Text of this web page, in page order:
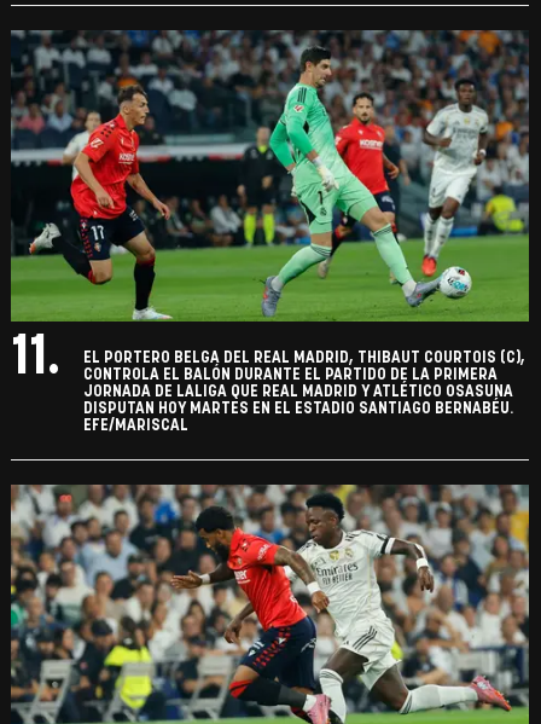
11.
EL PORTERO BELGA DEL REAL MADRID, THIBAUT COURTOIS (C),
CONTROLA EL BALÓN DURANTE EL PARTIDO DE LA PRIMERA
JORNADA DE LALIGA QUE REAL MADRID Y ATLÉTICO OSASUNA
DISPUTAN HOY MARTES EN EL ESTADIO SANTIAGO BERNABÉU.
EFE/MARISCAL